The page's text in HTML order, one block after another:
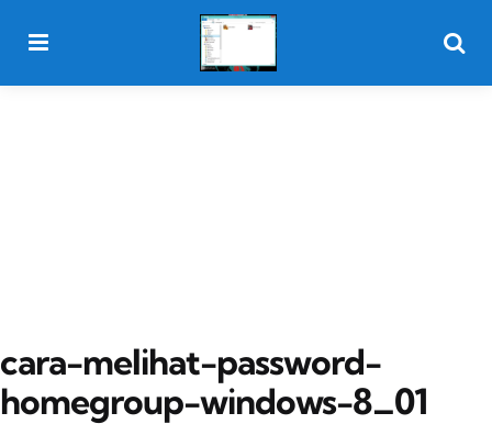
cara-melihat-password-
homegroup-windows-8_01